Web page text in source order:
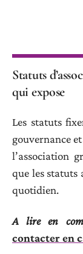
Statuts
qui expose
Les statuts
gouvernance
l’association
que les statuts
quotidien.
A lire en
contacter en